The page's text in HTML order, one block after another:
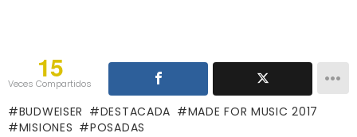
15
Veces Compartidos
BUDWEISER DESTACADA
MADE FOR MUSIC 2017
MISIONES
POSADAS